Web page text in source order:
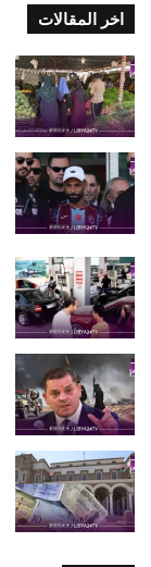
اخر المقالات